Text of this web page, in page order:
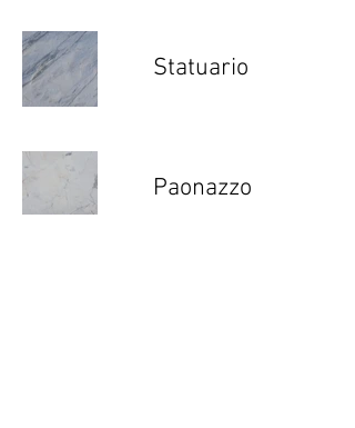
Statuario
Paonazzo